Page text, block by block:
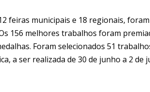
feiras municipais e 18 regionais,
156 melhores trabalhos foram
Foram selecionados 51
a ser realizada de 30 de junho a 2 de